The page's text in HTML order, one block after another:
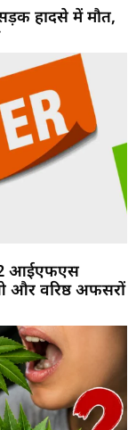
हादसे में मौत,
आईएफएस
और वरिष्ठ अफसरों